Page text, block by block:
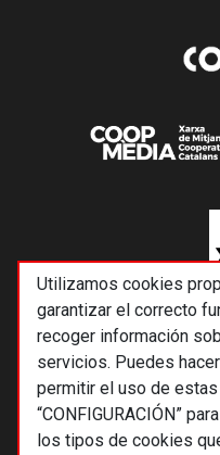
Utilizamos cookies
garantizar el correcto
recoger información
servicios. Puedes hacer
permitir el uso de
“CONFIGURACIÓN”
los tipos de cookies